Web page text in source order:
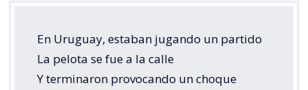
En Uruguay, estaban jugando un partido
La pelota se fue a la calle
Y terminaron provocando un choque